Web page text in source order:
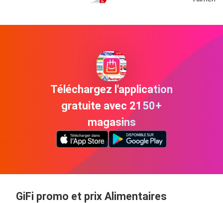
Téléchargez l'application
gratuite avec 2150+
magasins
GiFi promo et prix Alimentaires